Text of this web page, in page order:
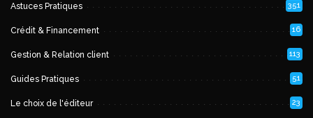
Astuces Pratiques 351
Crédit & Financement 16
Gestion & Relation client 113
Guides Pratiques 51
Le choix de l'éditeur 23